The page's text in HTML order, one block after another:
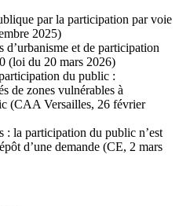
par la participation par voie
2025)
d’urbanisme et de participation
(loi du 20 mars 2026)
du public :
de zones vulnérables à
(CAA Versailles, 26 février
: la participation du public n’est
d’une demande (CE, 2 mars